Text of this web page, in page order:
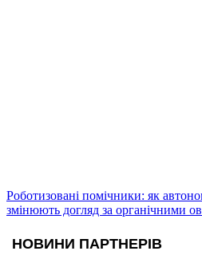
Роботизовані помічники: як
змінюють догляд за органічними